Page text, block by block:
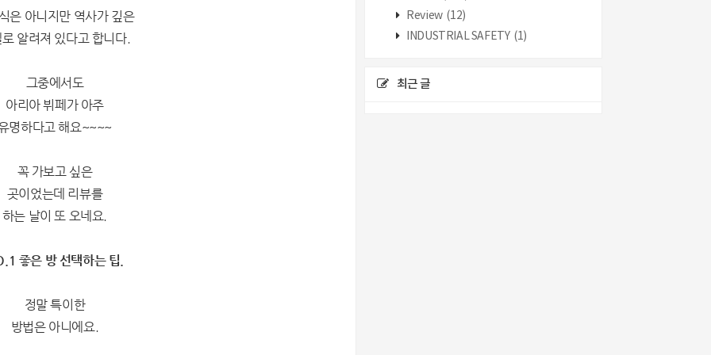
은 아니지만 역사가 깊은
알려져 있다고 합니다.
그중에서도
아리아 뷔페가 아주
명하다고 해요~~~~
꼭 가보고 싶은
곳이었는데 리뷰를
하는 날이 또 오네요.
좋은 방 선택하는 팁.
정말 특이한
방법은 아니에요.
Review (12)
INDUSTRIAL SAFETY (1)
최근 글